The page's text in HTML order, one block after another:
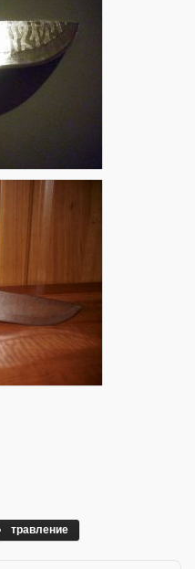
травление